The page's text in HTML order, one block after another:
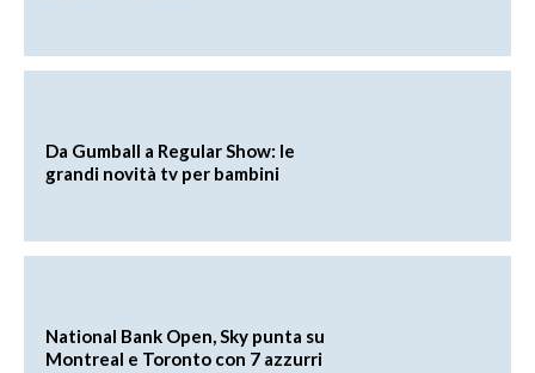
Da Gumball a Regular Show: le
grandi novità tv per bambini
National Bank Open, Sky punta su
Montreal e Toronto con 7 azzurri